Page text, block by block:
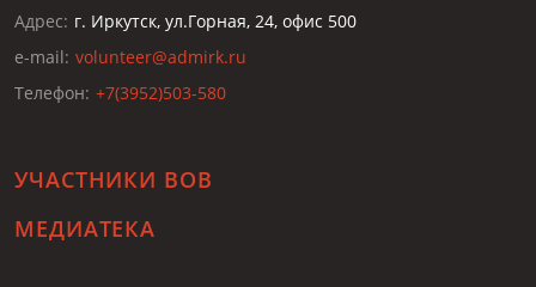
Адрес: г. Иркутск, ул.Горная, 24, офис 500
e-mail: volunteer@admirk.ru
Телефон: +7(3952)503-580
УЧАСТНИКИ ВОВ
МЕДИАТЕКА